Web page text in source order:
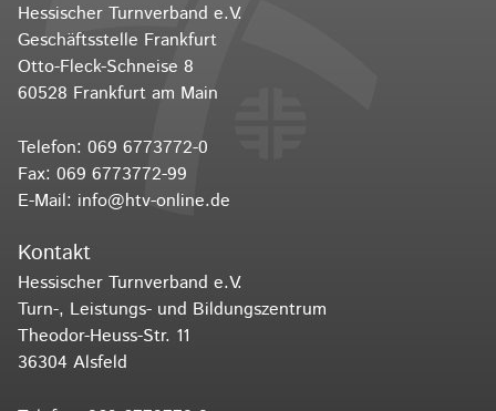
Hessischer Turnverband e.V.
Geschäftsstelle Frankfurt
Otto-Fleck-Schneise 8
60528 Frankfurt am Main
Telefon: 069 6773772-0
Fax: 069 6773772-99
E-Mail: info@htv-online.de
Kontakt
Hessischer Turnverband e.V.
Turn-, Leistungs- und Bildungszentrum
Theodor-Heuss-Str. 11
36304 Alsfeld